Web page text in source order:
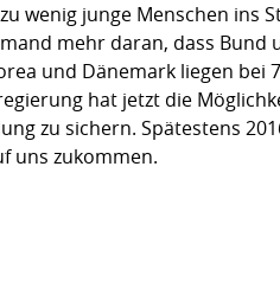
wenig junge Menschen ins
mehr daran, dass Bund
und Dänemark liegen bei
hat jetzt die
zu sichern. Spätestens
uns zukommen.